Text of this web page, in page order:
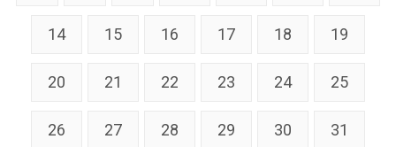
14 15 16 17 18 19
20 21 22 23 24 25
26 27 28 29 30 31